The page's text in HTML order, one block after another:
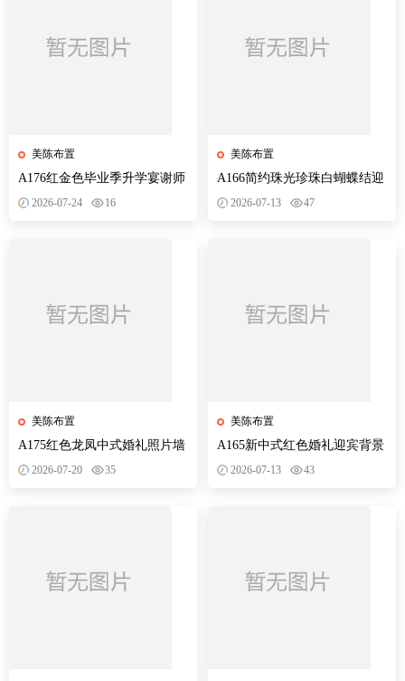
美陈布置
A176红金色毕业季升学宴谢师
宴金榜题名开学派对背景布置
2026-07-24 16
美陈布置
A175红色龙凤中式婚礼照片墙
婚庆迎宾区背景布置效果图KT
2026-07-20 35
美陈布置
A166简约珠光珍珠白蝴蝶结迎
宾牌小红书成人礼18岁生日派
2026-07-13 47
美陈布置
A165新中式红色婚礼迎宾背景
订婚宴设计素材效果图KT板制
2026-07-13 43